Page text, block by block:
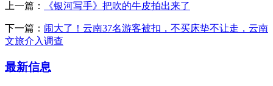
上一篇： 《银河写手》把吹的牛皮拍出来了
下一篇： 闹大了！云南37名游客被扣，不买床垫不让走，云南
文旅介入调查
最新信息